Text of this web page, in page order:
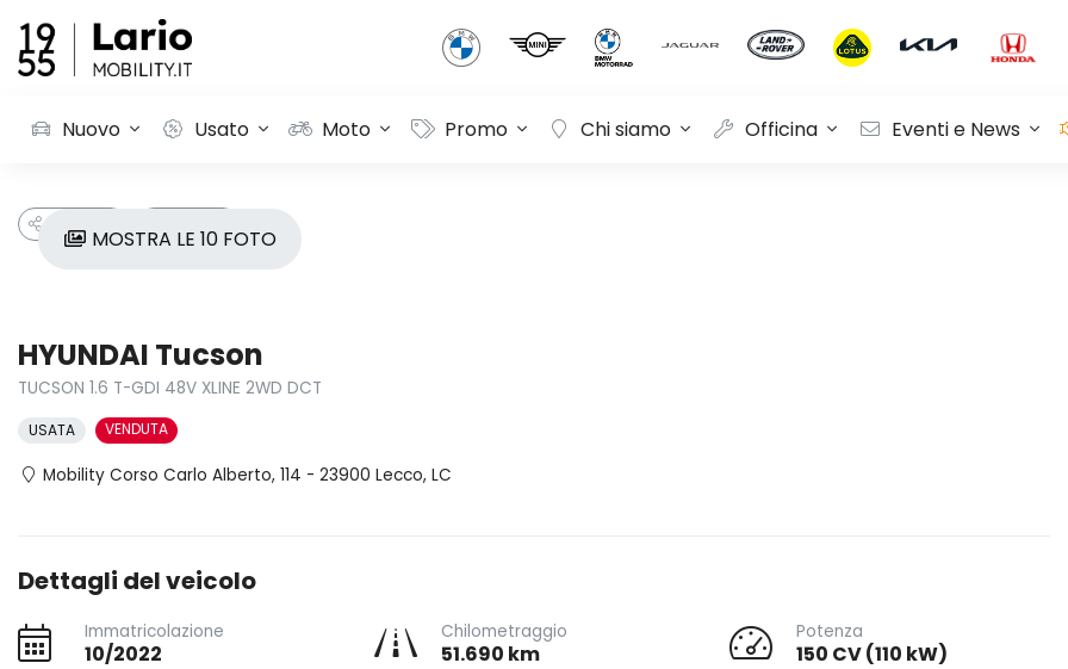
Nuovo Usato Moto Promo Chi siamo Officina Eventi e News
MOSTRA LE 10 FOTO
HYUNDAI Tucson
TUCSON 1.6 T-GDI 48V XLINE 2WD DCT
USATA VENDUTA
Mobility Corso Carlo Alberto, 114 - 23900 Lecco, LC
Dettagli del veicolo
Immatricolazione
10/2022
Chilometraggio
51.690 km
Potenza
150 CV (110 kW)